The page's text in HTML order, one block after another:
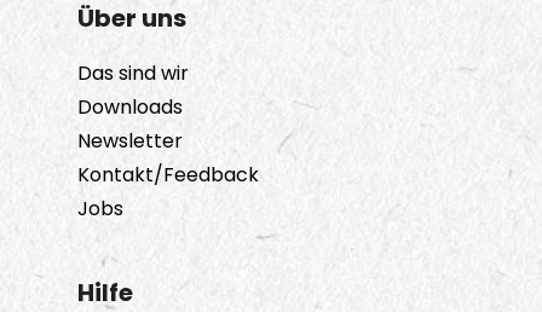
Über uns
Das sind wir
Downloads
Newsletter
Kontakt/Feedback
Jobs
Hilfe